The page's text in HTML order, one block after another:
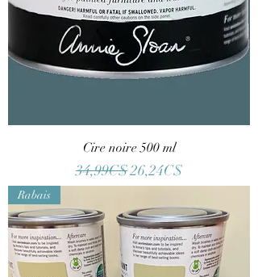
Cire noire 500 ml
Regular Price
34,99C$Sale Price
26,24C$
Rabais